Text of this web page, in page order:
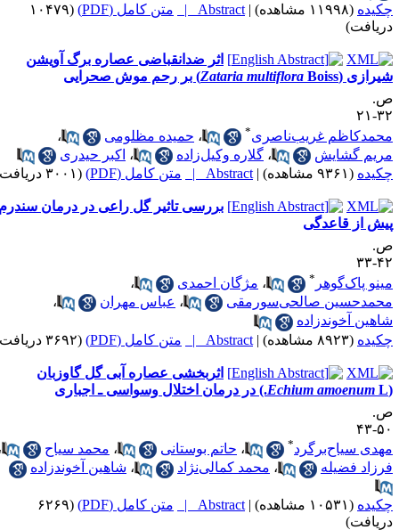
(۱۱۹۹۸ مشاهده) |
Abstract | متن کامل (PDF)
(۱۰۴۷۹
اثر ضدانقباضی عصاره برگ آویشن
(
Zataria multifloraBoiss) بر رحم موش صحرایی
غریب‌ناصری
،حمیده مظلومی
،
گشایش
،گلاره وکیل‌زاده ،اکبر حیدری
(۹۳۶۱ مشاهده) |
Abstract | متن کامل (PDF) (۳۰۰۱ دریافت)
بررسی تاثیر گل راعی در درمان سندرم
از قاعدگی
پاک‌گوهر
،مژگان احمدی
،
صالحی‌سورمقی
،عباس مهران
،
آخوندزاده
(۸۹۲۳ مشاهده) |
Abstract | متن کامل (PDF) (۳۶۹۲ دریافت)
اثربخشی عصاره آبی گل گاوزبان
Echium amoenum
سیاح‌برگرد * ،حاتم بوستانی ،محمد سیاح
،
فضیله
،محمد کمالی‌نژاد ،شاهین آخوند‌زاده
(۱۰۵۳۱ مشاهده) |
Abstract | متن کامل (PDF)
(۶۲۶۹